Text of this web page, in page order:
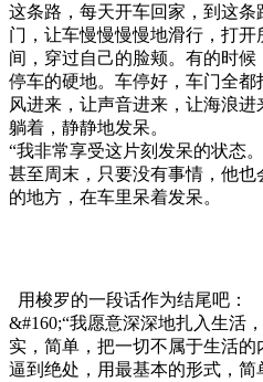
这条路，每天开车回家，到这
门，让车慢慢慢慢地滑行，打
间，穿过自己的脸颊。有的时
停车的硬地。车停好，车门全
风进来，让声音进来，让海浪
躺着，静静地发呆。
“我非常享受这片刻发呆的状态
甚至周末，只要没有事情，他
的地方，在车里呆着发呆。
用梭罗的一段话作为结尾吧：
&#160;“我愿意深深地扎入生活
实，简单，把一切不属于生活
逼到绝处，用最基本的形式，简